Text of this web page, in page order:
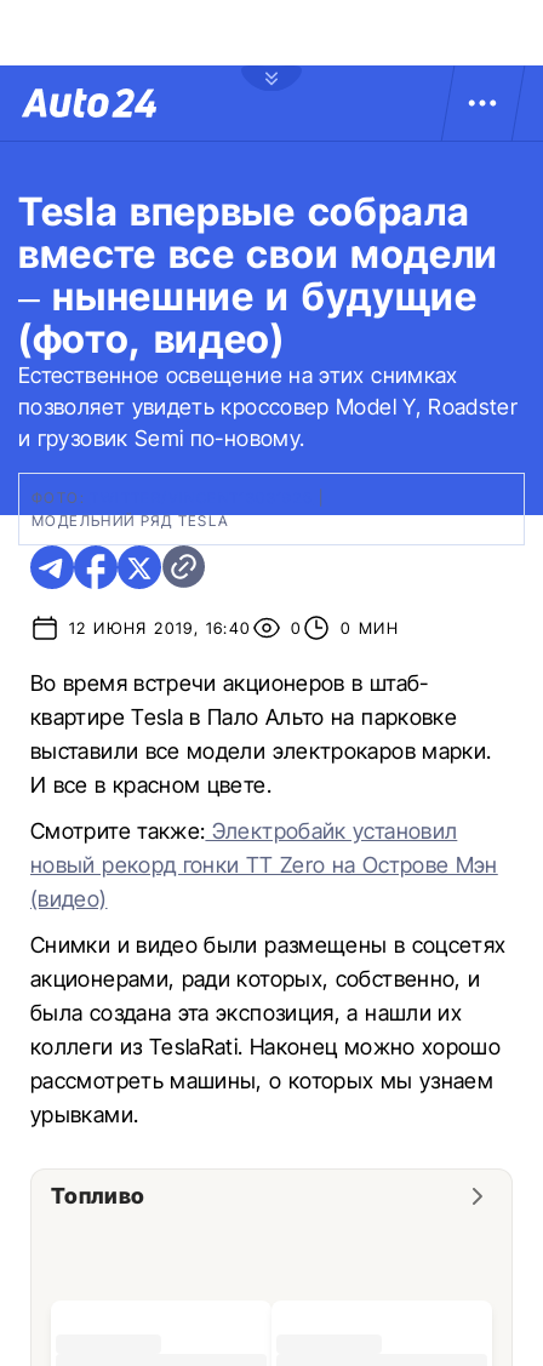
Tesla впервые собрала
вместе все свои модели
– нынешние и будущие
(фото, видео)
Естественное освещение на этих снимках
позволяет увидеть кроссовер Model Y, Roadster
и грузовик Semi по-новому.
ФОТО:
МОДЕЛЬНИЙ РЯД TESLA
12 ИЮНЯ 2019, 16:40 0 0 МИН
Во время встречи акционеров в штаб-
квартире Tesla в Пало Альто на парковке
выставили все модели электрокаров марки.
И все в красном цвете.
Смотрите также: Электробайк установил
новый рекорд гонки TT Zero на Острове Мэн
(видео)
Снимки и видео были размещены в соцсетях
акционерами, ради которых, собственно, и
была создана эта экспозиция, а нашли их
коллеги из TeslaRati. Наконец можно хорошо
рассмотреть машины, о которых мы узнаем
урывками.
Топливо